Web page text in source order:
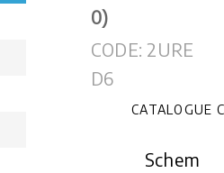
0)
CODE: 2URE
D6
CATALOGUE
Schem